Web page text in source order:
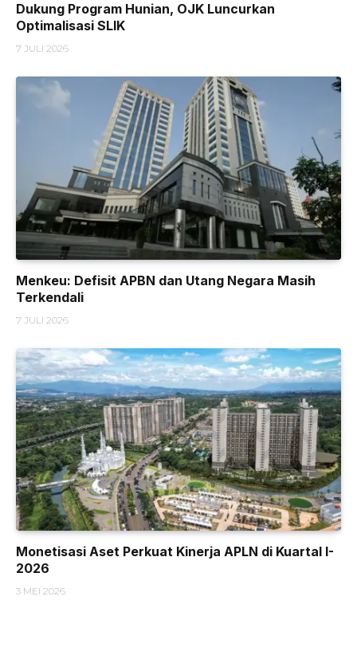
Dukung Program Hunian, OJK Luncurkan
Optimalisasi SLIK
7 JULI 2026
Menkeu: Defisit APBN dan Utang Negara Masih
Terkendali
7 JULI 2026
Monetisasi Aset Perkuat Kinerja APLN di Kuartal I-
2026
3 MEI 2026